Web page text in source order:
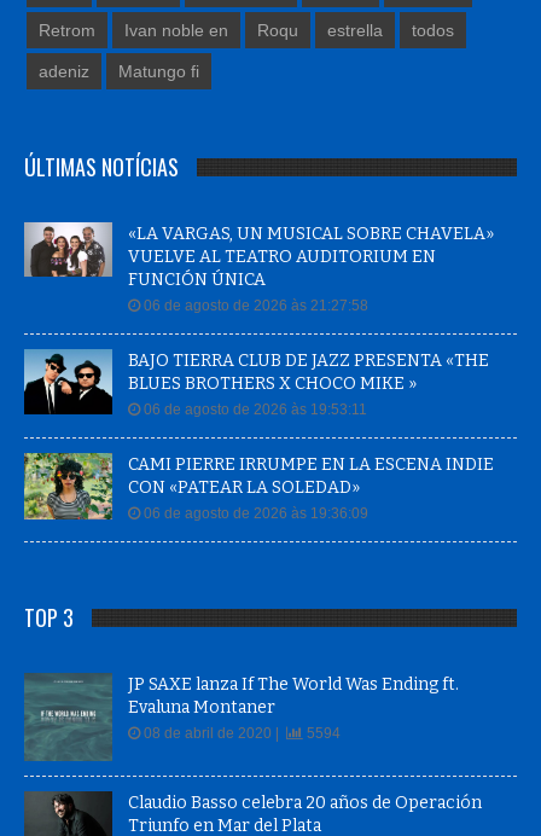
Retrom Ivan noble en Roqu estrella todos
adeniz Matungo fi
ÚLTIMAS NOTÍCIAS
«LA VARGAS, UN MUSICAL SOBRE CHAVELA»
VUELVE AL TEATRO AUDITORIUM EN
FUNCIÓN ÚNICA
06 de agosto de 2026 às 21:27:58
BAJO TIERRA CLUB DE JAZZ PRESENTA «THE
BLUES BROTHERS X CHOCO MIKE »
06 de agosto de 2026 às 19:53:11
CAMI PIERRE IRRUMPE EN LA ESCENA INDIE
CON «PATEAR LA SOLEDAD»
06 de agosto de 2026 às 19:36:09
TOP 3
JP SAXE lanza If The World Was Ending ft.
Evaluna Montaner
08 de abril de 2020 | 5594
Claudio Basso celebra 20 años de Operación
Triunfo en Mar del Plata